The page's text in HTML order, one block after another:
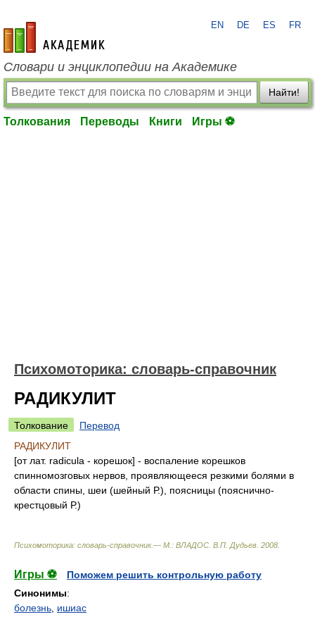
academic.ru
EN DE ES FR
Словари и энциклопедии на Академике
Найти!
Толкования Переводы Книги Игры ⚽
Психомоторика: cловарь-справочник
РАДИКУЛИТ
Толкование
Перевод
РАДИКУЛИТ
[от лат. radicula - корешок] - воспаление корешков
спинномозговых нервов, проявляющееся резкими болями в
области спины, шеи (шейный Р.), поясницы (пояснично-
крестцовый Р.)
Психомоторика: cловарь-справочник.— М.: ВЛАДОС В.П. Дудьев 2008
Игры ⚽
Поможем решить контрольную работу
Синонимы:
болезнь ишиас